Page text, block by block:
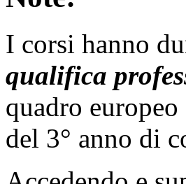
I corsi hanno
qualifica
quadro
del 3° anno di